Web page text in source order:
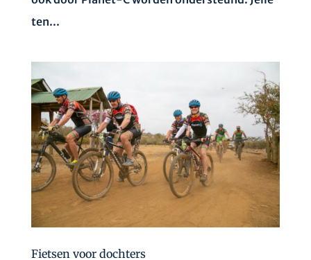
ten...
Fietsen voor dochters